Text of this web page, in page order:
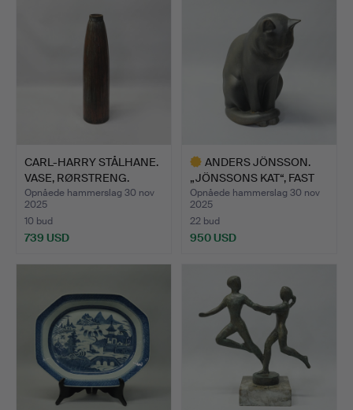
CARL-HARRY STÅLHANE.
VASE, RØRSTRENG.
Opnåede hammerslag 30 nov
2025
10 bud
739 USD
ANDERS JÖNSSON.
„JÖNSSONS KAT“, FAST
SVENS…
Opnåede hammerslag 30 nov
2025
22 bud
950 USD
genstand